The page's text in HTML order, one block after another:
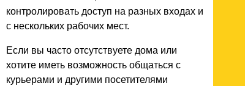
контролировать доступ на разных входах и
с нескольких рабочих мест.
Если вы часто отсутствуете дома или
хотите иметь возможность общаться с
курьерами и другими посетителями